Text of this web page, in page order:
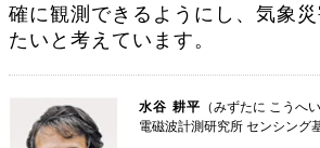
確に観測できるようにし、気象
たいと考えています。
水谷 耕平 （みずたに こうへ
電磁波計測研究所 センシング